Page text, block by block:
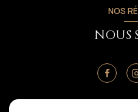
NOS
NOUS